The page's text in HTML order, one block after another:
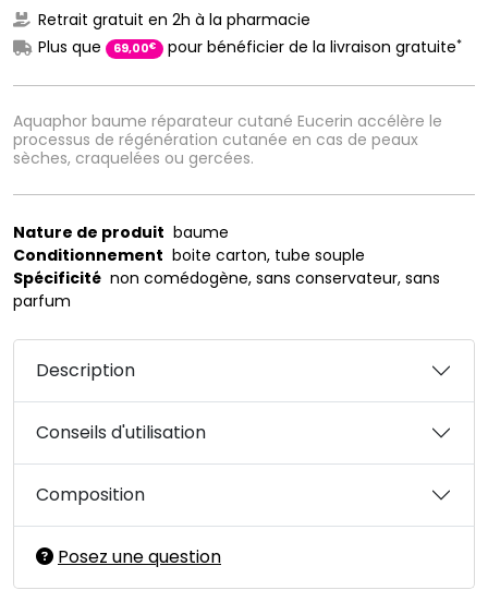
Aquaphor baume réparateur cutané Eucerin accélère le
processus de régénération cutanée en cas de peaux
sèches, craquelées ou gercées.
Retrait gratuit en 2h à la pharmacie
Plus que
69,00€ pour bénéficier de la livraison gratuite*
Nature de produit baume
Conditionnement boite carton, tube souple
Spécificité non comédogène, sans conservateur, sans
parfum
Description
Conseils d'utilisation
Composition
Posez une question